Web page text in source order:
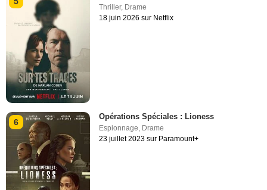
Thriller, Drame
18 juin 2026 sur Netflix
6
Opérations Spéciales : Lioness
Espionnage, Drame
23 juillet 2023 sur Paramount+